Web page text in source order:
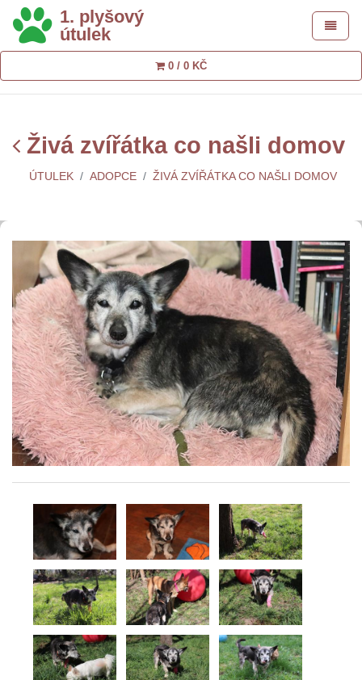
1. plyšový
útulek
Toggle
0 / 0 KČ
Živá zvířátka co našli domov
ÚTULEK ADOPCE ŽIVÁ ZVÍŘÁTKA CO NAŠLI DOMOV